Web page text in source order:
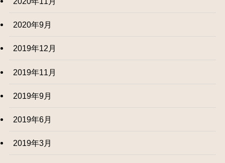
2020年9月
2019年12月
2019年11月
2019年9月
2019年6月
2019年3月